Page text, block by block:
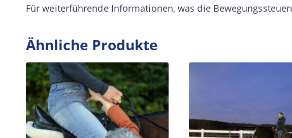
Für weiterführende Informationen, was die
Ähnliche Produkte